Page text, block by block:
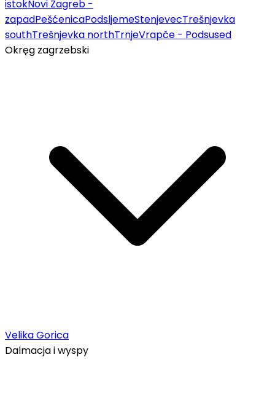
istokNovi Zagreb -
zapadPešćenicaPodsljemeStenjevecTrešnjevka
southTrešnjevka northTrnjeVrapče - Podsused
Okręg zagrzebski
Velika Gorica
Dalmacja i wyspy